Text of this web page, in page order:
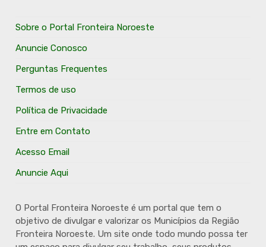
Sobre o Portal Fronteira Noroeste
Anuncie Conosco
Perguntas Frequentes
Termos de uso
Política de Privacidade
Entre em Contato
Acesso Email
Anuncie Aqui
O Portal Fronteira Noroeste é um portal que tem o
objetivo de divulgar e valorizar os Municípios da Região
Fronteira Noroeste. Um site onde todo mundo possa ter